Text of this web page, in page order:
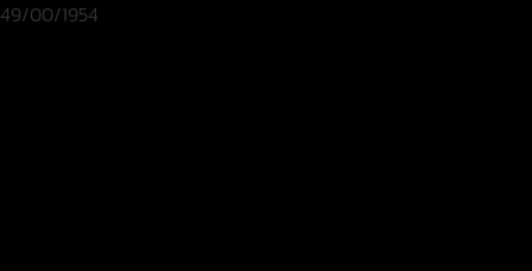
49/00/1954